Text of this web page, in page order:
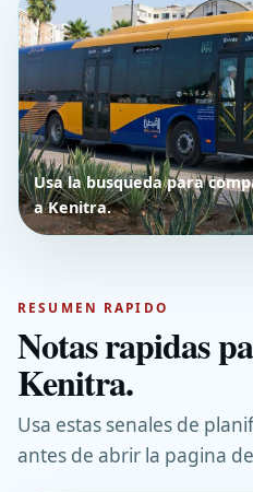
Usa la busqueda para
a Kenitra.
RESUMEN RAPIDO
Notas rapidas
Kenitra.
Usa estas senales de
antes de abrir la pagina